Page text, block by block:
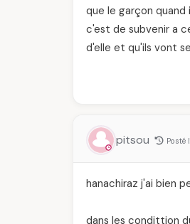
que le garçon
c'est de subvenir a
d'elle et qu'ils vont
pitsou Posté
hanachiraz j'ai bien
dans les condittion